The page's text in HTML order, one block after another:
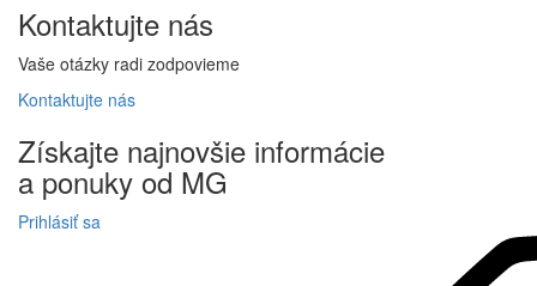
Kontaktujte nás
Vaše otázky radi zodpovieme
Kontaktujte nás
Získajte najnovšie informácie
a ponuky od MG
Prihlásiť sa